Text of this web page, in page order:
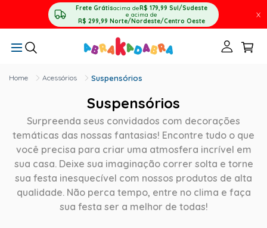
Frete Grátisacima deR$ 179,99 Sul/Sudeste
e acima de
R$ 299,99 Norte/Nordeste/Centro Oeste
X
Acessórios Suspensórios
Suspensórios
Surpreenda seus convidados com decorações
temáticas das nossas fantasias! Encontre tudo o que
você precisa para criar uma atmosfera incrível em
sua casa. Deixe sua imaginação correr solta e torne
sua festa inesquecível com nossos produtos de alta
qualidade. Não perca tempo, entre no clima e faça
sua festa ser a melhor de todas!